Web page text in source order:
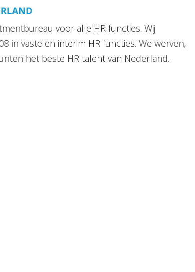
voor alle HR functies. Wij
in vaste en interim HR functies. We werven,
het beste HR talent van Nederland.